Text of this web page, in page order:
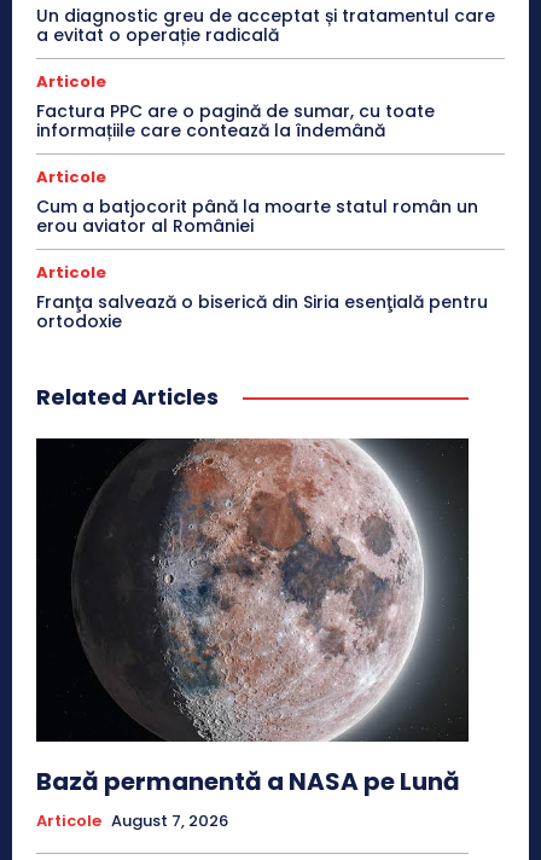
Un diagnostic greu de acceptat și tratamentul care
a evitat o operație radicală
Articole
Factura PPC are o pagină de sumar, cu toate
informațiile care contează la îndemână
Articole
Cum a batjocorit până la moarte statul român un
erou aviator al României
Articole
Franţa salvează o biserică din Siria esenţială pentru
ortodoxie
Related Articles
Bază permanentă a NASA pe Lună
Articole August 7, 2026